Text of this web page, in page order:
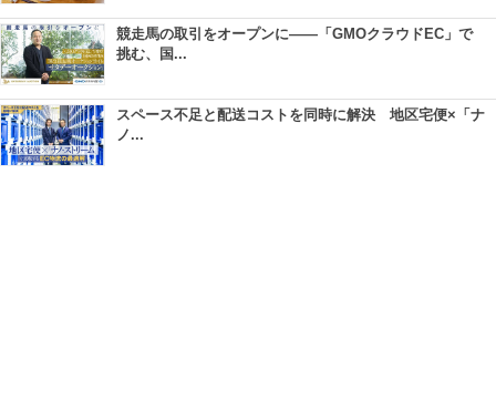
競走馬の取引をオープンに――「GMOクラウドEC」で
挑む、国...
スペース不足と配送コストを同時に解決 地区宅便×「ナ
ノ...